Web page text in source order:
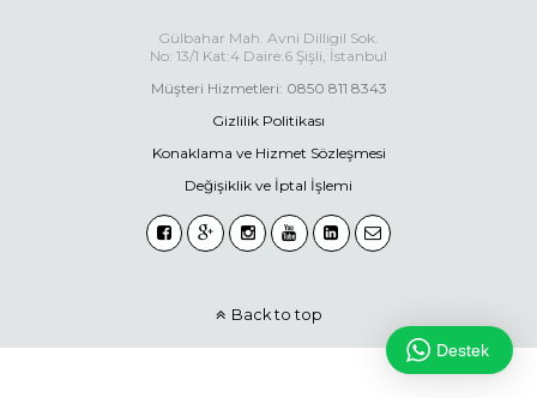
Gülbahar Mah. Avni Dilligil Sok.
No: 13/1 Kat:4 Daire:6 Şişli, İstanbul
Müşteri Hizmetleri: 0850 811 8343
Gizlilik Politikası
Konaklama ve Hizmet Sözleşmesi
Değişiklik ve İptal İşlemi
Back to top
Destek